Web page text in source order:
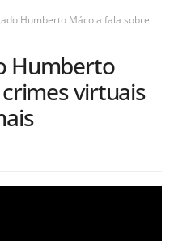
Humberto Mácola fala sobre
Humberto
virtuais